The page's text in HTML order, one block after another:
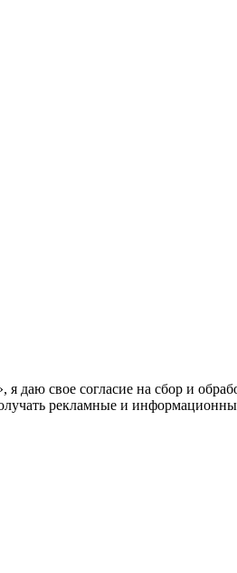
даю свое согласие на сбор и
рекламные и